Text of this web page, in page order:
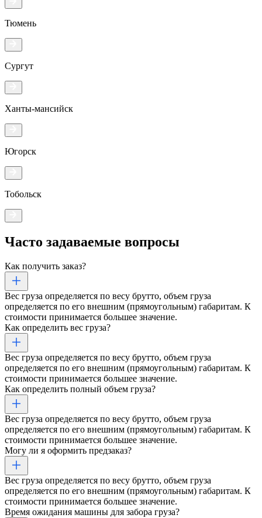
Тюмень
Сургут
Ханты-мансийск
Югорск
Тобольск
Часто задаваемые вопросы
Как получить заказ?
Вес груза определяется по весу брутто, объем груза
определяется по его внешним (прямоугольным) габаритам. К
стоимости принимается большее значение.
Как определить вес груза?
Вес груза определяется по весу брутто, объем груза
определяется по его внешним (прямоугольным) габаритам. К
стоимости принимается большее значение.
Как определить полный объем груза?
Вес груза определяется по весу брутто, объем груза
определяется по его внешним (прямоугольным) габаритам. К
стоимости принимается большее значение.
Могу ли я оформить предзаказ?
Вес груза определяется по весу брутто, объем груза
определяется по его внешним (прямоугольным) габаритам. К
стоимости принимается большее значение.
Время ожидания машины для забора груза?